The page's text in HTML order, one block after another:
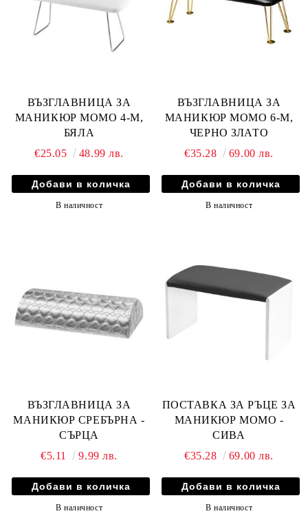
ВЪЗГЛАВНИЦА ЗА
МАНИКЮР MOMO 4-M,
БЯЛА
€25.05
48.99 лв.
В наличност
ВЪЗГЛАВНИЦА ЗА
МАНИКЮР MOMO 6-M,
ЧЕРНО ЗЛАТО
€35.28
69.00 лв.
В наличност
ВЪЗГЛАВНИЦА ЗА
МАНИКЮР СРЕБЪРНА -
СЪРЦА
€5.11
9.99 лв.
В наличност
ПОСТАВКА ЗА РЪЦЕ ЗА
МАНИКЮР MOMO -
СИВА
€35.28
69.00 лв.
В наличност